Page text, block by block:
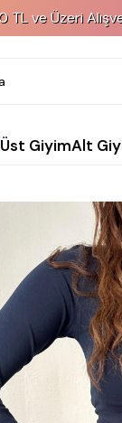
Üzeri
Üst GiyimAlt